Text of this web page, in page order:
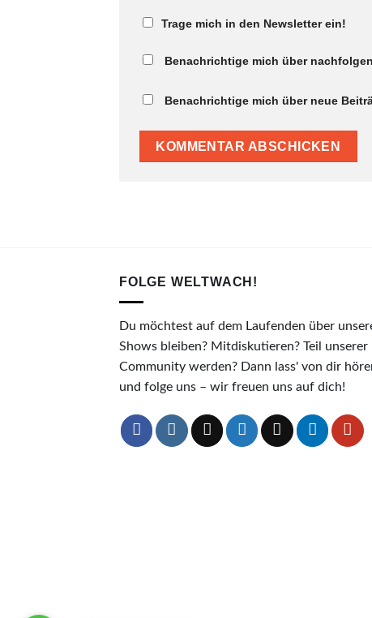
Trage mich in den Newsletter ein!
Benachrichtige mich über
Benachrichtige mich über neue
FOLGE WELTWACH!
Du möchtest auf dem Laufenden über
Shows bleiben? Mitdiskutieren? Teil unserer
Community werden? Dann lass' von dir
und folge uns – wir freuen uns auf dich!